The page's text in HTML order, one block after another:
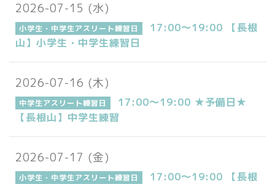
2026-07-15 (水)
小学生・中学生アスリート練習日
17:00～19:00 【長根
山】小学生・中学生練習日
2026-07-16 (木)
中学生アスリート練習日
17:00～19:00 ★予備日★
【長根山】中学生練習
2026-07-17 (金)
小学生・中学生アスリート練習日
17:00～19:00 【長根